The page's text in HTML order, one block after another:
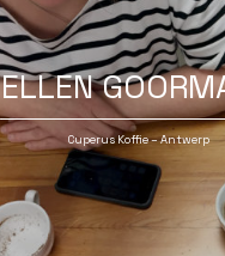
ELLEN
Cuperus Koffie – Antwerp